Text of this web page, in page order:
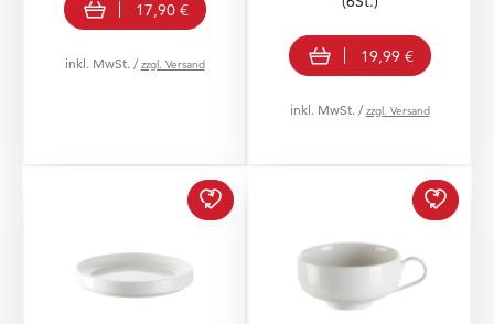
17,90 €
inkl. MwSt. /zzgl. Versand
In den Warenkorb
19,99 €
inkl. MwSt. /zzgl. Versand
Matteo Thun